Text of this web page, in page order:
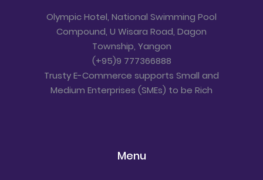
Olympic Hotel, National Swimming Pool
Compound, U Wisara Road, Dagon
Township, Yangon
(+95)9 777366888
Trusty E-Commerce supports Small and
Medium Enterprises (SMEs) to be Rich
Menu